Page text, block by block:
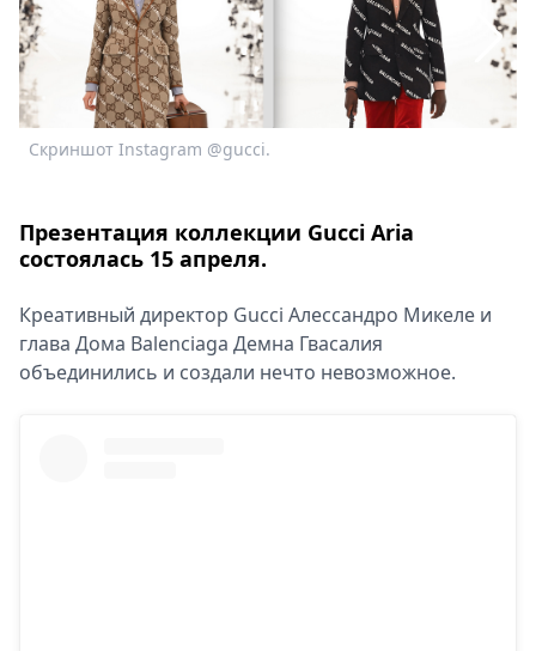
релизы
О
Metro
Стримы
Спецпроекты
2026
Скачай
Скриншот Instagram @gucci.
Презентация коллекции Gucci Aria
состоялась 15 апреля.
Креативный директор Gucci Алессандро Микеле и
глава Дома Balenciaga Демна Гвасалия
объединились и создали нечто невозможное.